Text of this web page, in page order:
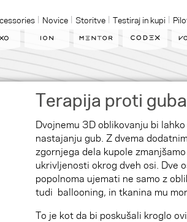
Novice Storitve Testiraj in kupi
Terapija proti
Dvojnemu 3D oblikovanju bi
nastajanju gub. Z dvema
zgornjega dela kupole
ukrivljenosti okrog dveh osi. Dve
popolnoma ujemati ne samo z
tudi ballooning, in tkanina mu
To je kot da bi poskušali kroglo